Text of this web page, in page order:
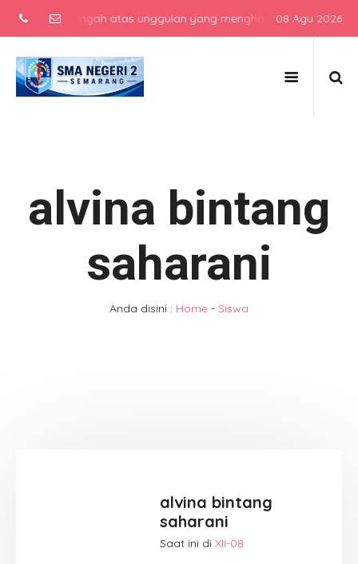
menengah atas unggulan yang menghasilkan lulusan
08 Agu 2026
alvina bintang
saharani
Anda disini : Home - Siswa
alvina bintang
saharani
Saat ini diXII-08